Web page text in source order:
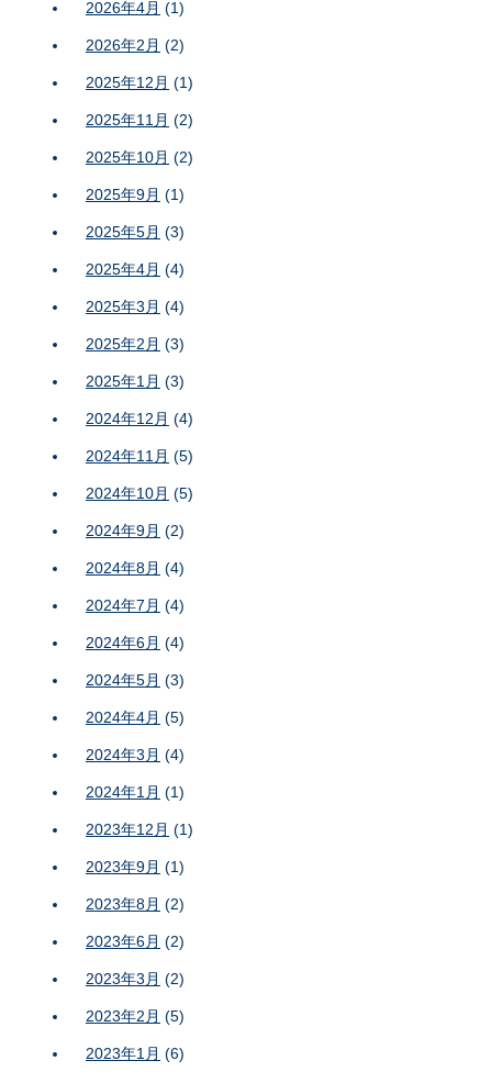
2026年4月 (1)
2026年2月 (2)
2025年12月 (1)
2025年11月 (2)
2025年10月 (2)
2025年9月 (1)
2025年5月 (3)
2025年4月 (4)
2025年3月 (4)
2025年2月 (3)
2025年1月 (3)
2024年12月 (4)
2024年11月 (5)
2024年10月 (5)
2024年9月 (2)
2024年8月 (4)
2024年7月 (4)
2024年6月 (4)
2024年5月 (3)
2024年4月 (5)
2024年3月 (4)
2024年1月 (1)
2023年12月 (1)
2023年9月 (1)
2023年8月 (2)
2023年6月 (2)
2023年3月 (2)
2023年2月 (5)
2023年1月 (6)